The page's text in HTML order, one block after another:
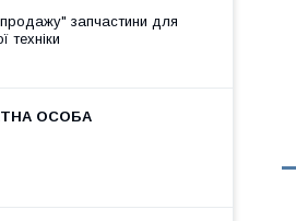
продажу" запчастини для
техніки